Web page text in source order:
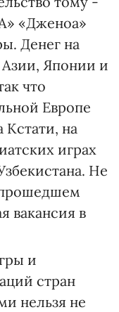
«Дженоа»
Денег на
Азии, Японии и
что
Европе
Кстати, на
играх
Не
вакансия в
и
стран
нельзя не